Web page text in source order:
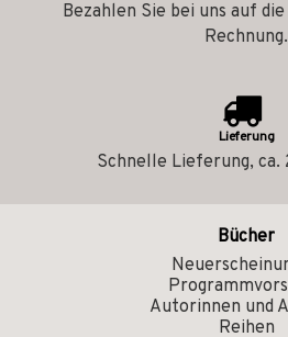
Bezahlen Sie bei uns auf
Rechnung.
Lieferung
Schnelle Lieferung, ca.
Bücher
Autorinnen und
Reihen